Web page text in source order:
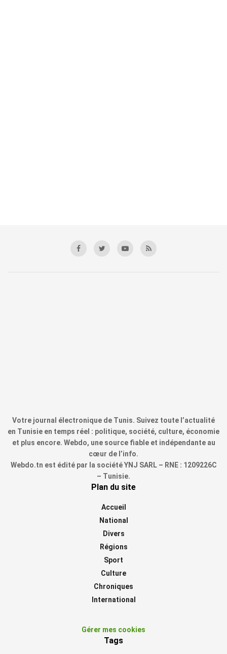
Votre journal électronique de Tunis. Suivez toute l’actualité
en Tunisie en temps réel : politique, société, culture, économie
et plus encore. Webdo, une source fiable et indépendante au
cœur de l’info.
Webdo.tn est édité par la société YNJ SARL – RNE : 1209226C
– Tunisie.
Plan du site
Accueil
National
Divers
Régions
Sport
Culture
Chroniques
International
Gérer mes cookies
Tags